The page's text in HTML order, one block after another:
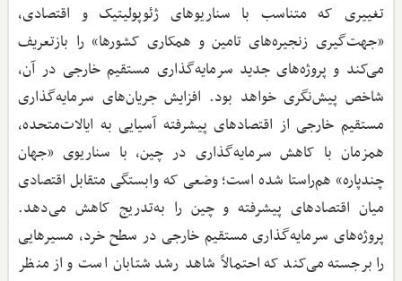
تغییری که متناسب با سناریوهای ژئوپولیتیک و اقتصادی،
«جهت‌گیری زنجیره‌های تامین و همکاری کشورها» را بازتعریف
می‌کند و پروژه‌های جدید سرمایه‌گذاری مستقیم خارجی در آن،
شاخص پیش‌نگری خواهد بود. افزایش جریان‌های سرمایه‌گذاری
مستقیم خارجی از اقتصادهای پیشرفته آسیایی به ایالات‌متحده،
همزمان با کاهش سرمایه‌گذاری در چین، با سناریوی «جهان
چندپاره» هم‌راستا شده است؛ وضعی که وابستگی متقابل اقتصادی
میان اقتصادهای پیشرفته و چین را به‌تدریج کاهش می‌دهد.
پروژه‌های سرمایه‌گذاری مستقیم خارجی در سطح خرد، مسیرهایی
را برجسته می‌کند که احتمالاً شاهد رشد شتابان است و از منظر